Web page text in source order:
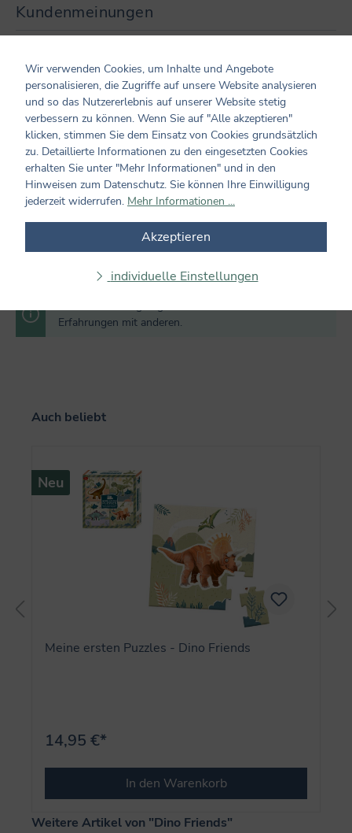
Kundenmeinungen
Durchschnittliche Bewertung von 0 von 5 Sternen
Bewerten Sie dieses Produkt!
Teilen Sie Ihre Erfahrungen mit dem Produkt mit anderen
Kunden. Ihre Bewertung darf sich ausschließlich auf Produkte
aus verifizierten Käufen beziehen. Diesen Zusammenhang stellen
wir sicher, indem Bewertungen nur mit einem vorhandenen
Kundenkonto möglich sind.
Bewertungen nur in der aktuellen Sprache anzeigen.
Erfahrungen mit anderen.
Produktgalerie überspringen
Auch beliebt
Neu
Meine ersten Puzzles - Dino Friends
14,95 €*
In den Warenkorb
Produktgalerie überspringen
Weitere Artikel von "Dino Friends"
Wir verwenden Cookies, um Inhalte und Angebote
personalisieren, die Zugriffe auf unsere Website analysieren
und so das Nutzererlebnis auf unserer Website stetig
verbessern zu können. Wenn Sie auf "Alle akzeptieren"
klicken, stimmen Sie dem Einsatz von Cookies grundsätzlich
zu. Detaillierte Informationen zu den eingesetzten Cookies
erhalten Sie unter "Mehr Informationen" und in den
Hinweisen zum Datenschutz. Sie können Ihre Einwilligung
jederzeit widerrufen. Mehr Informationen ...
Akzeptieren
individuelle Einstellungen